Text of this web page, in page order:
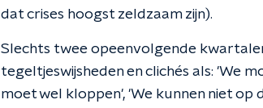
dat crises hoogst zeldzaam zijn).
Slechts twee opeenvolgende
tegeltjeswijsheden en clichés als: 'We
moet wel kloppen', 'We kunnen niet op